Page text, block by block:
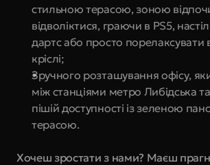
стильною терасою, зоною
відволіктися, граючи в PS5,
дартс або просто
кріслі;
Зручного розташування офісу,
між станціями метро Либідська
пішій доступності із зеленою
терасою.
Хочеш зростати з нами? Маєш